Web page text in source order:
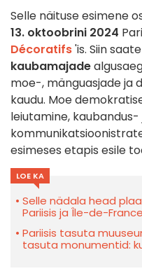
Selle näituse esimene
13. oktoobrini 2024
Décoratifs'is. Siin
kaubamajade
moe-, mänguasjade ja
kaudu. Moe
leiutamine, kaubandus-
esimeses etapis esile
LOE KA
Selle nädala head
Pariisis ja Île-de-
Pariisis tasuta
tasuta monumentid: